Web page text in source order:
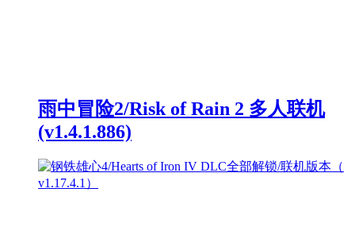
雨中冒险2/Risk of Rain 2 多人联机
(v1.4.1.886)